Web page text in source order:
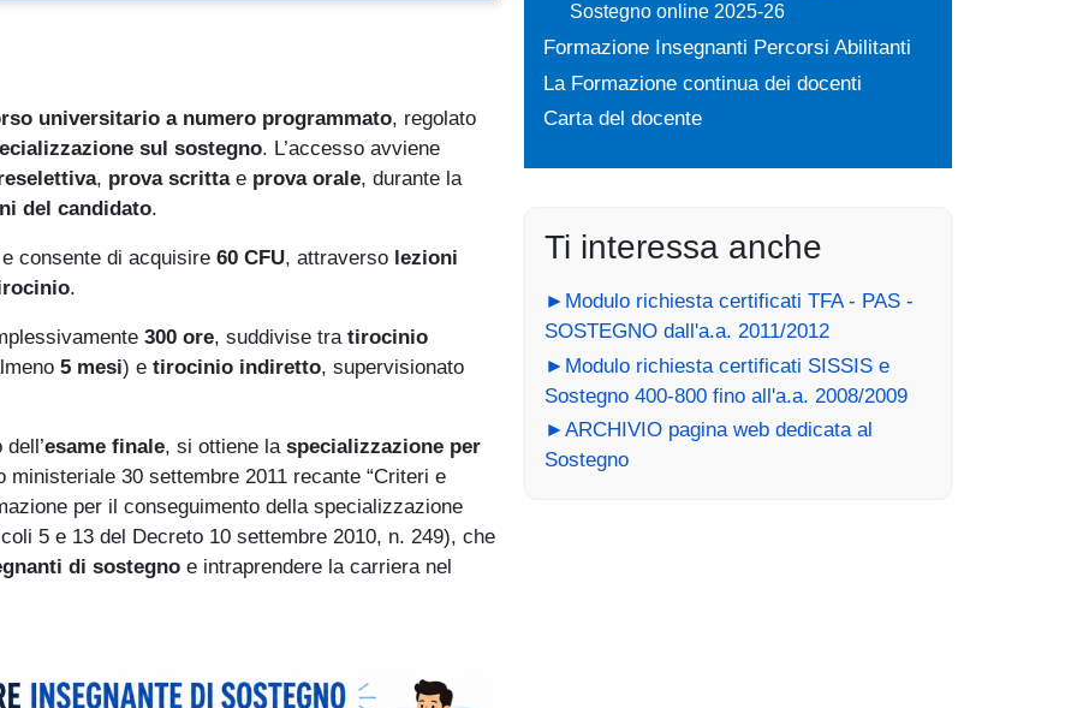
universitario a numero programmato, regolato
sul sostegno. L’accesso avviene
, prova scrittae prova orale, durante la
del candidato.
e consente di acquisire 60 CFU, attraverso lezioni
.
300 ore, suddivise tra tirocinio
5 mesi) e tirocinio indiretto, supervisionato
esame finale, si ottiene la specializzazione per
ministeriale 30 settembre 2011 recante “Criteri e
per il conseguimento della specializzazione
5 e 13 del Decreto 10 settembre 2010, n. 249), che
di sostegno e intraprendere la carriera nel
Sostegno online 2025-26
Formazione Insegnanti Percorsi Abilitanti
La Formazione continua dei docenti
Carta del docente
Ti interessa anche
►Modulo richiesta certificati TFA - PAS -
SOSTEGNO dall'a.a. 2011/2012
►Modulo richiesta certificati SISSIS e
Sostegno 400-800 fino all'a.a. 2008/2009
►ARCHIVIO pagina web dedicata al
Sostegno